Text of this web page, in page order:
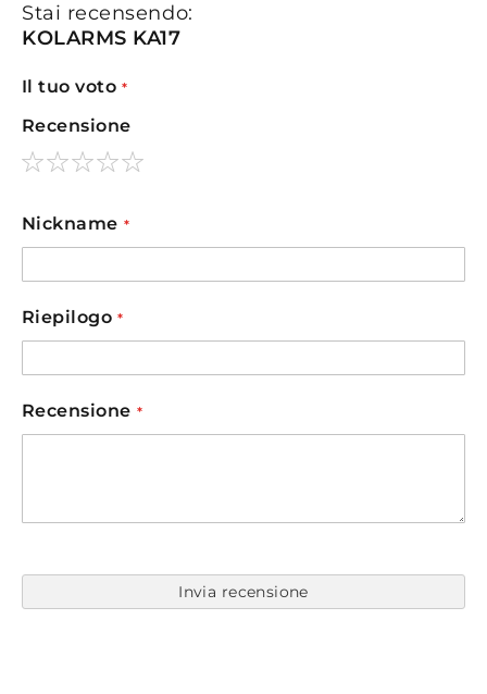
Stai recensendo:
KOLARMS KA17
Il tuo voto
Recensione
star
stars
stars
stars
stars
Nickname
Riepilogo
Recensione
Invia recensione